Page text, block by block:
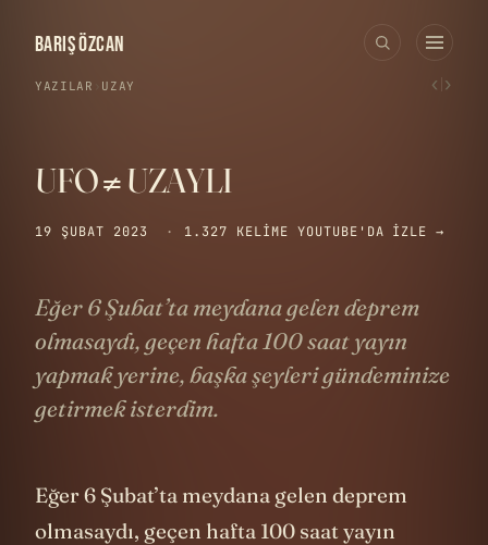
BARIŞ ÖZCAN
YAZILAR UZAY ‹ ›
UFO ≠ UZAYLI
19 ŞUBAT 2023 · 1.327 KELIME YOUTUBE'DA IZLE →
Eğer 6 Şubat’ta meydana gelen deprem
olmasaydı, geçen hafta 100 saat yayın
yapmak yerine, başka şeyleri gündeminize
getirmek isterdim.
Eğer 6 Şubat’ta meydana gelen deprem
olmasaydı, geçen hafta 100 saat yayın